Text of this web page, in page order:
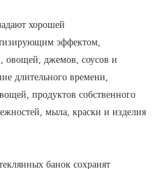
хорошей
эффектом,
овощей, джемов, соусов и
длительного времени,
продуктов собственного
мыла, краски и изделия